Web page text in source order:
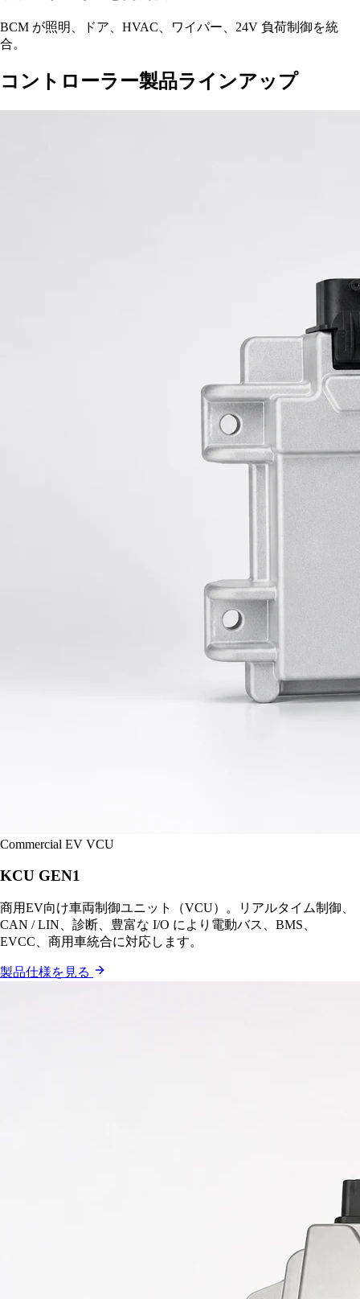
BCM が照明、ドア、HVAC、ワイパー、24V 負荷制御を統
合。
コントローラー製品ラインアップ
Commercial EV VCU
KCU GEN1
商用EV向け車両制御ユニット（VCU）。リアルタイム制御、
CAN / LIN、診断、豊富な I/O により電動バス、BMS、
EVCC、商用車統合に対応します。
製品仕様を見る